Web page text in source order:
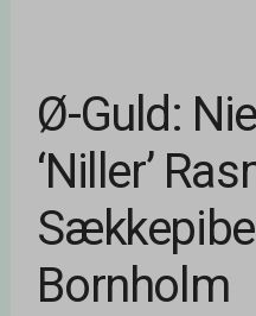
Ø-Guld:
‘Niller’
Bornholm